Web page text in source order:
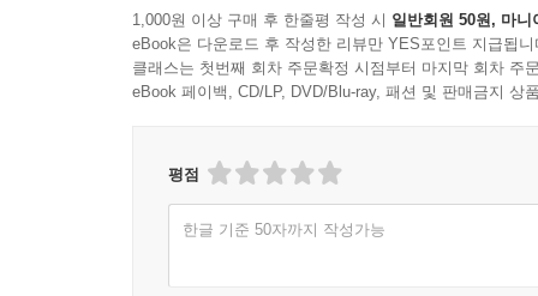
1,000원 이상 구매 후 한줄평 작성 시 일반회원 50원, 마니
eBook은 다운로드 후 작성한 리뷰만 YES포인트 지급됩니
클래스는 첫번째 회차 주문확정 시점부터 마지막 회차 주
eBook 페이백, CD/LP, DVD/Blu-ray, 패션 및 판매금지 상
평점
한글 기준 50자까지 작성가능